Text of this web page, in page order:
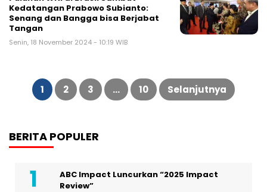
Kedatangan Prabowo Subianto:
Senang dan Bangga bisa Berjabat
Tangan
Senin, 18 November 2024 - 10:19 WIB
Paginasi
pos
1 2 3 … 10 Selanjutnya
BERITA POPULER
ABC Impact Luncurkan “2025 Impact
Review”